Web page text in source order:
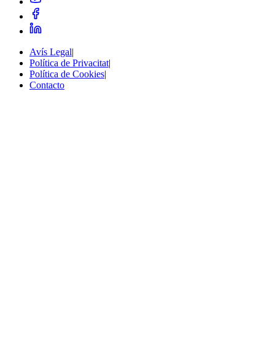
Avís Legal|
Política de Privacitat|
Política de Cookies|
Contacto